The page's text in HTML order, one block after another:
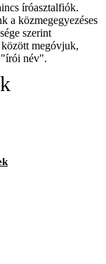
íróasztalfiók.
a közmegegyezéses
szerint
megóvjuk,
"írói név".